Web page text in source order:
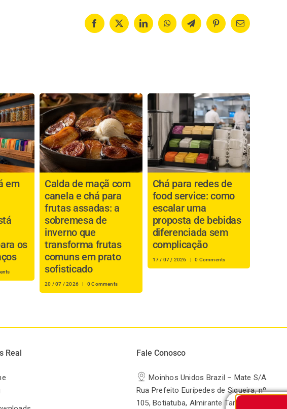
Facebook
X LinkedInWhatsAppTelegramPinterestEmail
em
os
Calda de maçã com
canela e chá para
frutas assadas: a
sobremesa de
inverno que
transforma frutas
comuns em prato
sofisticado
20 / 07 / 2026 | 0 Comments
Chá para redes de
food service: como
escalar uma
proposta de bebidas
diferenciada sem
complicação
17 / 07 / 2026 | 0 Comments
Real Fale Conosco
Moinhos Unidos Brazil – Mate S/A.
Rua Prefeito Eurípedes de Siqueira, nº
105, Botiatuba, Almirante Tamandaré-